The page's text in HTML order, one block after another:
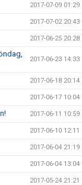
2017-07-09 01:29
2017-07-02 20:43
2017-06-25 20:28
2017-06-23 14:33
2017-06-18 20:14
2017-06-17 10:04
2017-06-11 10:59
2017-06-10 12:11
2017-06-04 21:19
2017-06-04 13:04
2017-05-24 21:21